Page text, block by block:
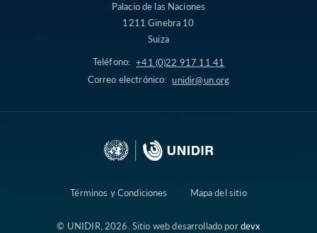
Palacio de las Naciones
1211 Ginebra 10
Suiza
Teléfono: +41 (0)22 917 11 41
Correo electrónico: unidir@un.org
Términos y Condiciones Mapa del sitio
© UNIDIR, 2026. Sitio web desarrollado pordevx